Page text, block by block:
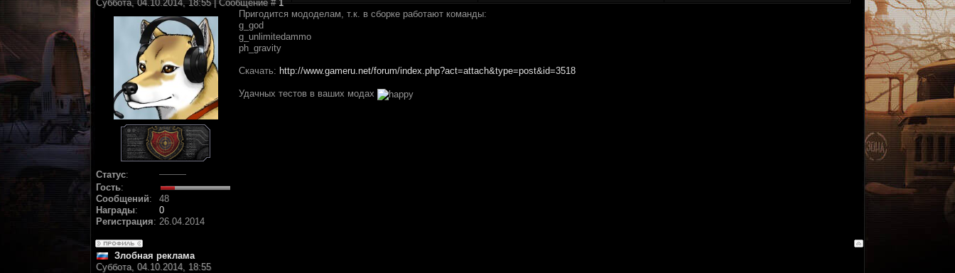
Суббота, 04.10.2014, 18:55 | Сообщение #1
Статус:
Гость:
Сообщений:
48
Награды:
0
Регистрация: 26.04.2014
Пригодится мододелам, т.к. в сборке работают команды:
g_god
g_unlimitedammo
ph_gravity
Скачать: http://www.gameru.net/forum/index.php?act=attach&type=post&id=3518
Удачных тестов в ваших модах
Злобная реклама
Суббота, 04.10.2014, 18:55